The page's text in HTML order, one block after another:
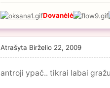
Dovanėlė
Atrašyta Birželio 22, 2009
antroji ypač.. tikrai labai